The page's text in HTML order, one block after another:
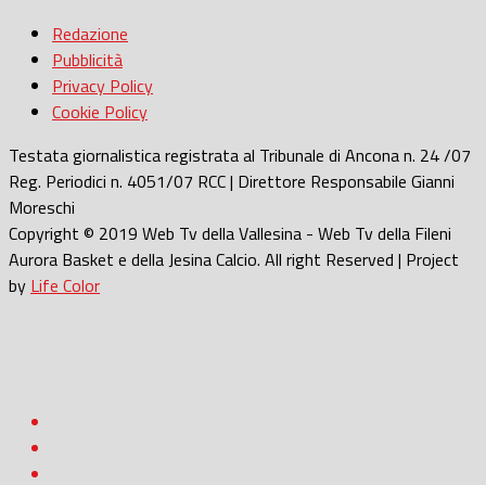
Redazione
Pubblicità
Privacy Policy
Cookie Policy
Testata giornalistica registrata al Tribunale di Ancona n. 24 /07
Reg. Periodici n. 4051/07 RCC | Direttore Responsabile Gianni
Moreschi
Copyright © 2019 Web Tv della Vallesina - Web Tv della Fileni
Aurora Basket e della Jesina Calcio. All right Reserved | Project
by Life Color